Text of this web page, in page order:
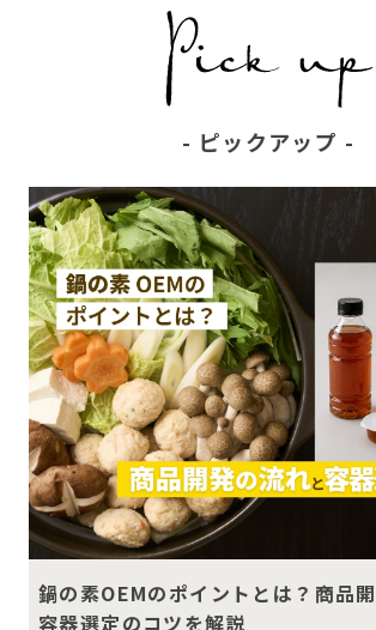
ピックアップ
鍋の素OEMのポイントとは？商品
容器選定のコツを解説